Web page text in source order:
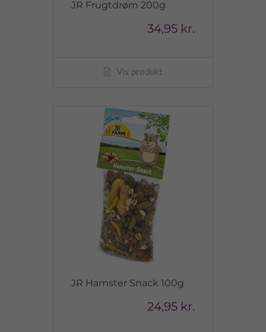
JR Frugtdrøm 200g
34,95 kr.
Vis produkt
JR Hamster Snack 100g
24,95 kr.